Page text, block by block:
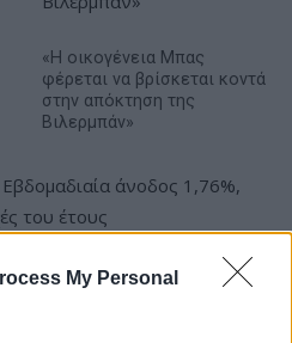
My Personal
«Η οικογένεια Μπας
φέρεται να βρίσκεται κοντά
στην απόκτηση της
Βιλερμπάν»
άνοδος 1,76%, κέρδη